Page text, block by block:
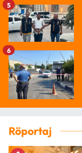
5
6
Röportaj